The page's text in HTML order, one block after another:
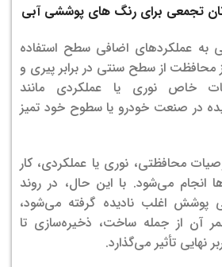
تجمعی برای رنگ های پوششی آبی
به عملکردهای اضافی سطح استفاده
محافظت از سطح سنتی در برابر پیری و
خاص نوری یا عملکردی مانند
در صنعت خودرو یا سطوح خود تمیز
محافظتی، نوری یا عملکردی، کار
انجام می‌شود. با این حال، در روند
پوشش اغلب نادیده گرفته می‌شود،
آن از جمله ساخت، ذخیره‌سازی تا
نهایی تأثیر می‌گذارد.